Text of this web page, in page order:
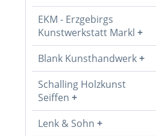
EKM - Erzgebirgs
Kunstwerkstatt Markl
Blank Kunsthandwerk
Schalling Holzkunst
Seiffen
Lenk & Sohn